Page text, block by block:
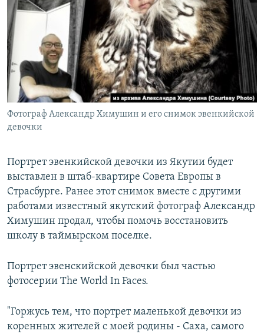
РАСПИСАНИЕ ВЕЩАНИЯ
ПОДПИШИТЕСЬ НА РАССЫЛКУ
СОЦИАЛЬНЫЕ СЕТИ
Фотограф Александр Химушин и его снимок эвенкийской
девочки
Портрет эвенкийской девочки из Якутии будет
выставлен в штаб-квартире Совета Европы в
Страсбурге. Ранее этот снимок вместе с другими
работами известный якутский фотограф Александр
Химушин продал, чтобы помочь восстановить
школу в таймырском поселке.
Портрет эвенскийской девочки был частью
фотосерии The World In Faces.
"Горжусь тем, что портрет маленькой девочки из
коренных жителей с моей родины - Саха, самого